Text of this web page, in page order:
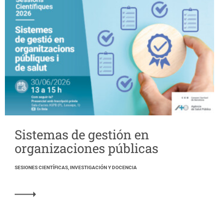
Sistemas de gestión en
organizaciones públicas
SESIONES CIENTÍFICAS, INVESTIGACIÓN Y DOCENCIA